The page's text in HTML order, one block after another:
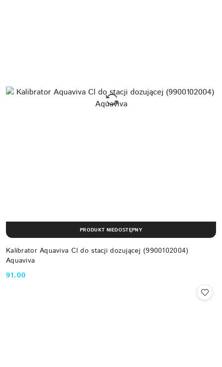
Kalibrator Aquaviva Cl do stacji dozującej (9900102004)
Aquaviva
Cena:
91.00
PRODUKT NIEDOSTĘPNY